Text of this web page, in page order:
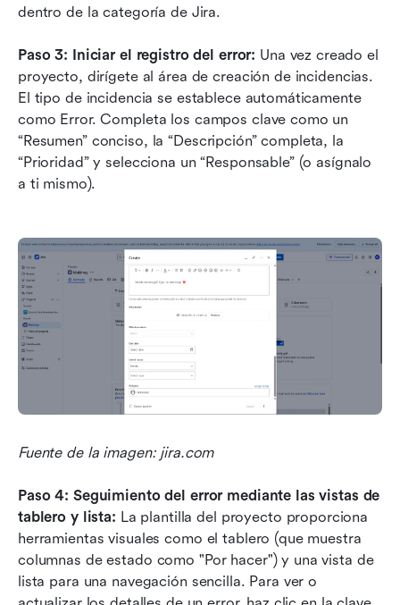
dentro de la categoría de Jira.
Paso 3: Iniciar el registro del error: Una vez creado el
proyecto, dirígete al área de creación de incidencias.
El tipo de incidencia se establece automáticamente
como Error. Completa los campos clave como un
“Resumen” conciso, la “Descripción” completa, la
“Prioridad” y selecciona un “Responsable” (o asígnalo
a ti mismo).
Fuente de la imagen: jira.com
Paso 4: Seguimiento del error mediante las vistas de
tablero y lista: La plantilla del proyecto proporciona
herramientas visuales como el tablero (que muestra
columnas de estado como "Por hacer") y una vista de
lista para una navegación sencilla. Para ver o